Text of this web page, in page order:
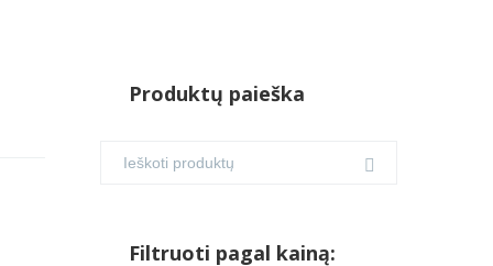
Produktų paieška
Filtruoti pagal kainą: